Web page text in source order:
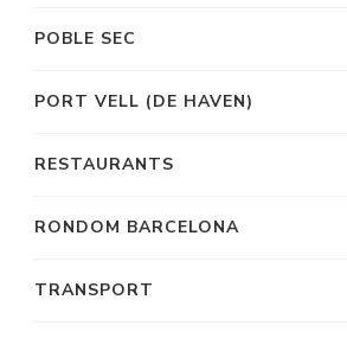
POBLE SEC
PORT VELL (DE HAVEN)
RESTAURANTS
RONDOM BARCELONA
TRANSPORT